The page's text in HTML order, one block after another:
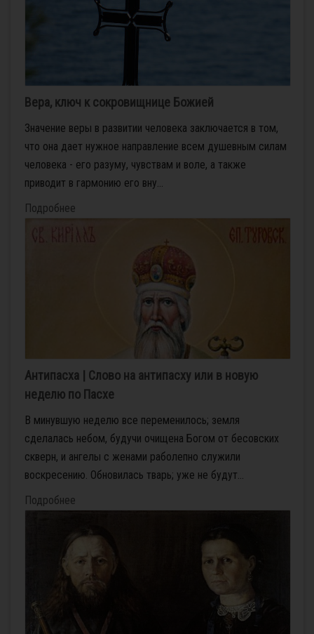
Вера, ключ к сокровищнице Божией
Значение веры в развитии человека заключается в том,
что она дает нужное направление всем душевным силам
человека - его разуму, чувствам и воле, а также
приводит в гармонию его вну...
Подробнее
Антипасха | Слово на антипасху или в новую
неделю по Пасхе
В минувшую неделю все переменилось; земля
сделалась небом, будучи очищена Богом от бесовских
скверн, и ангелы с женами раболепно служили
воскресению. Обновилась тварь; уже не будут...
Подробнее